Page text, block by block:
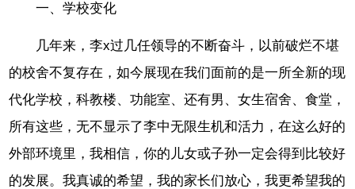
一、学校变化
几年来，李x过几任领导的不断奋斗，以前破烂不堪
的校舍不复存在，如今展现在我们面前的是一所全新的现
代化学校，科教楼、功能室、还有男、女生宿舍、食堂，
所有这些，无不显示了李中无限生机和活力，在这么好的
外部环境里，我相信，你的儿女或子孙一定会得到比较好
的发展。我真诚的希望，我的家长们放心，我更希望我的